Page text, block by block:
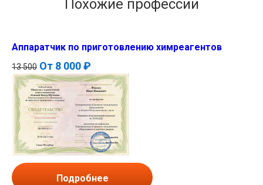
Похожие профессии
Аппаратчик по приготовлению химреагентов
13 500 От 8 000 ₽
Подробнее